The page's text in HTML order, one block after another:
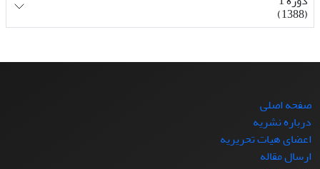
(1388)
صفحه اصلی
درباره نشریه
اعضای هیات تحریریه
ارسال مقاله